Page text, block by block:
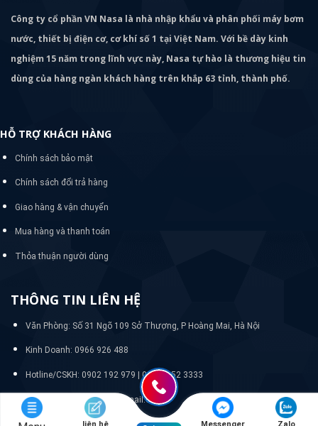
Công ty cổ phần VN Nasa là nhà nhập khẩu và phân phối máy bơm
nước, thiết bị điện cơ, cơ khí số 1 tại Việt Nam. Với bề dày kinh
nghiệm 15 năm trong lĩnh vực này, Nasa tự hào là thương hiệu tin
dùng của hàng ngàn khách hàng trên khắp 63 tỉnh, thành phố.
HỖ TRỢ KHÁCH HÀNG
Chính sách bảo mật
Chính sách đổi trả hàng
Giao hàng & vận chuyển
Mua hàng và thanh toán
Thỏa thuận người dùng
THÔNG TIN LIÊN HỆ
Văn Phòng: Số 31 Ngõ 109 Sở Thượng, P Hoàng Mai, Hà Nội
Kinh Doanh: 0966 926 488
Hotline/CSKH: 0902 192 979 | 024 33 52 3333
Email: quanlywebnasa@gmail.com